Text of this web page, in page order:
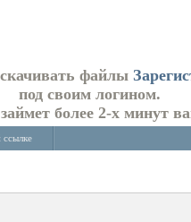
файлы
под своим логином.
более 2-х минут